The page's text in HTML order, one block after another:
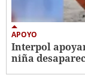
APOYO
Interpol
niña